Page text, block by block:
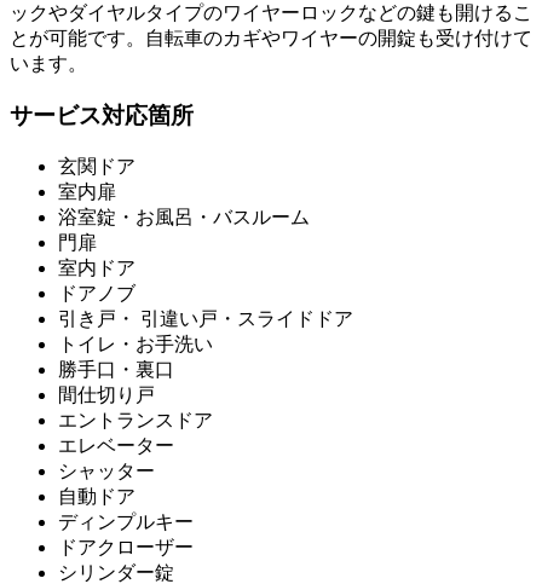
ックやダイヤルタイプのワイヤーロックなどの鍵も開けるこ
とが可能です。自転車のカギやワイヤーの開錠も受け付けて
います。
サービス対応箇所
玄関ドア
室内扉
浴室錠・お風呂・バスルーム
門扉
室内ドア
ドアノブ
引き戸・ 引違い戸・スライドドア
トイレ・お手洗い
勝手口・裏口
間仕切り戸
エントランスドア
エレベーター
シャッター
自動ドア
ディンプルキー
ドアクローザー
シリンダー錠